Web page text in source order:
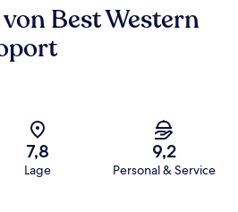
Best Western
7,8
Lage
9,2
Personal & Service